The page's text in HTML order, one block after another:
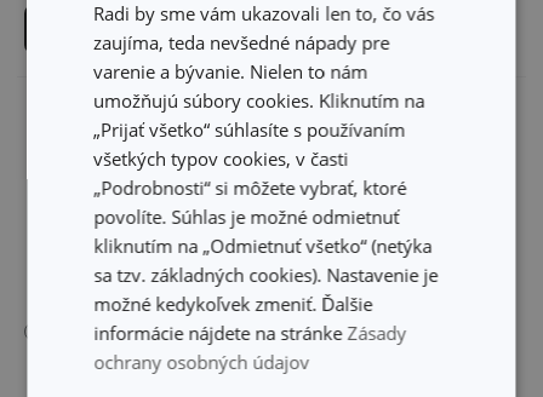
Do košíka Do košíka
Radi by sme vám ukazovali len to, čo vás
zaujíma, teda nevšedné nápady pre
varenie a bývanie. Nielen to nám
umožňujú súbory cookies. Kliknutím na
„Prijať všetko“ súhlasíte s používaním
všetkých typov cookies, v časti
„Podrobnosti“ si môžete vybrať, ktoré
povolíte. Súhlas je možné odmietnuť
kliknutím na „Odmietnuť všetko“ (netýka
sa tzv. základných cookies). Nastavenie je
možné kedykoľvek zmeniť. Ďalšie
informácie nájdete na stránkeZásady
ochrany osobných údajov